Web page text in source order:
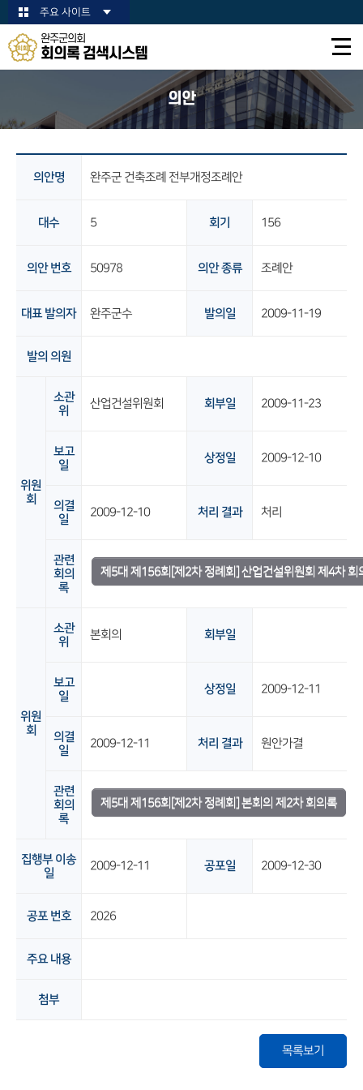
본문바로가기주요 사이트
완주군의회
회의록 검색시스템
의안
의안명 완주군 건축조례 전부개정조례안
대수 5 회기 156
의안 번호 50978 의안 종류 조례안
대표 발의자 완주군수 발의일 2009-11-19
발의 의원
위원
회
소관
위
산업건설위원회 회부일 2009-11-23
보고
일
상정일 2009-12-10
의결
일
2009-12-10 처리 결과 처리
관련
회의
록
제5대 제156회[제2차 정례회] 산업건설위원회 제4차 회
위원
회
소관
위
본회의 회부일
보고
일
상정일 2009-12-11
의결
일
2009-12-11 처리 결과 원안가결
관련
회의
록
제5대 제156회[제2차 정례회] 본회의 제2차 회의록
집행부 이송
일
2009-12-11 공포일 2009-12-30
공포 번호 2026
주요 내용
첨부
목록보기